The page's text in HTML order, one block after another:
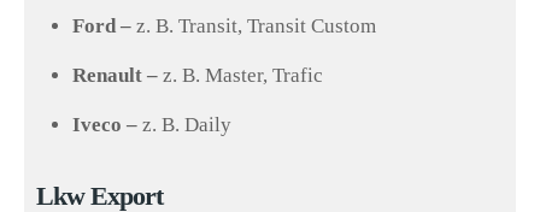
Ford – z. B. Transit, Transit Custom
Renault – z. B. Master, Trafic
Iveco – z. B. Daily
Lkw Export